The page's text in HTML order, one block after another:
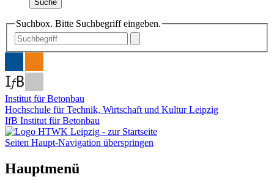
Suche
Suchbox. Bitte Suchbegriff eingeben.
Institut für Betonbau
Hochschule für Technik, Wirtschaft und Kultur Leipzig
IfB Institut für Betonbau
Seiten Haupt-Navigation überspringen
Hauptmenü